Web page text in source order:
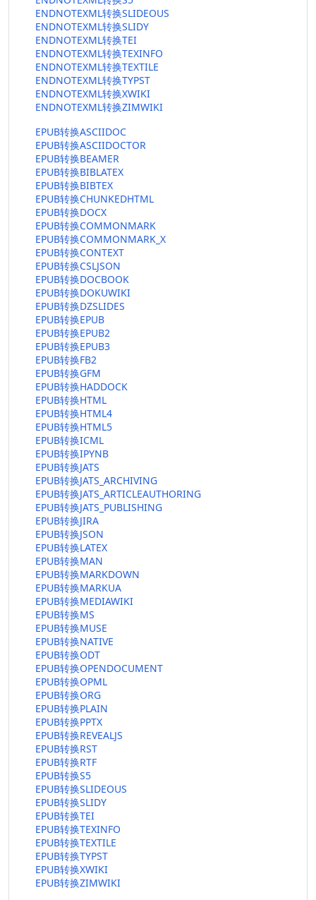
ENDNOTEXML转换SLIDEOUS
ENDNOTEXML转换SLIDY
ENDNOTEXML转换TEI
ENDNOTEXML转换TEXINFO
ENDNOTEXML转换TEXTILE
ENDNOTEXML转换TYPST
ENDNOTEXML转换XWIKI
ENDNOTEXML转换ZIMWIKI
EPUB转换ASCIIDOC
EPUB转换ASCIIDOCTOR
EPUB转换BEAMER
EPUB转换BIBLATEX
EPUB转换BIBTEX
EPUB转换CHUNKEDHTML
EPUB转换DOCX
EPUB转换COMMONMARK
EPUB转换COMMONMARK_X
EPUB转换CONTEXT
EPUB转换CSLJSON
EPUB转换DOCBOOK
EPUB转换DOKUWIKI
EPUB转换DZSLIDES
EPUB转换EPUB
EPUB转换EPUB2
EPUB转换EPUB3
EPUB转换FB2
EPUB转换GFM
EPUB转换HADDOCK
EPUB转换HTML
EPUB转换HTML4
EPUB转换HTML5
EPUB转换ICML
EPUB转换IPYNB
EPUB转换JATS
EPUB转换JATS_ARCHIVING
EPUB转换JATS_ARTICLEAUTHORING
EPUB转换JATS_PUBLISHING
EPUB转换JIRA
EPUB转换JSON
EPUB转换LATEX
EPUB转换MAN
EPUB转换MARKDOWN
EPUB转换MARKUA
EPUB转换MEDIAWIKI
EPUB转换MS
EPUB转换MUSE
EPUB转换NATIVE
EPUB转换ODT
EPUB转换OPENDOCUMENT
EPUB转换OPML
EPUB转换ORG
EPUB转换PLAIN
EPUB转换PPTX
EPUB转换REVEALJS
EPUB转换RST
EPUB转换RTF
EPUB转换S5
EPUB转换SLIDEOUS
EPUB转换SLIDY
EPUB转换TEI
EPUB转换TEXINFO
EPUB转换TEXTILE
EPUB转换TYPST
EPUB转换XWIKI
EPUB转换ZIMWIKI